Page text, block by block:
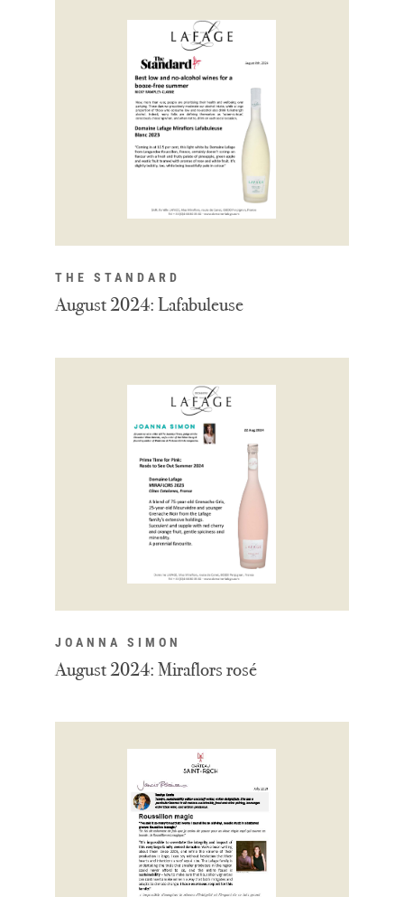
August 2024: Lafabuleuse
THE STANDARD
August 2024: Miraflors rosé
JOANNA SIMON